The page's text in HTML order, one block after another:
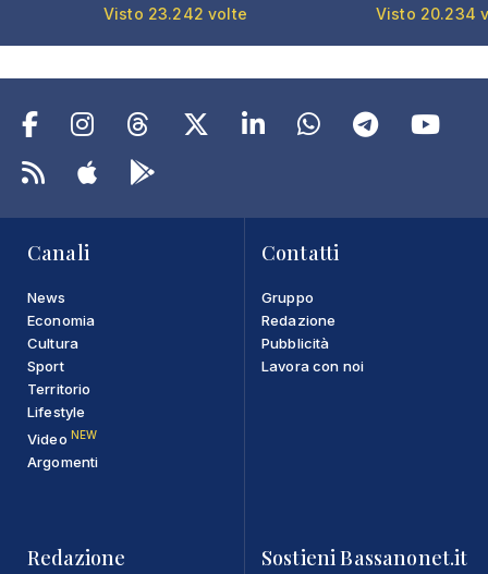
Visto 23.242 volte Visto 20.234
Canali
News
Economia
Cultura
Sport
Territorio
Lifestyle
Video NEW
Argomenti
Contatti
Gruppo
Redazione
Pubblicità
Lavora con noi
Redazione Sostieni Bassanonet.it